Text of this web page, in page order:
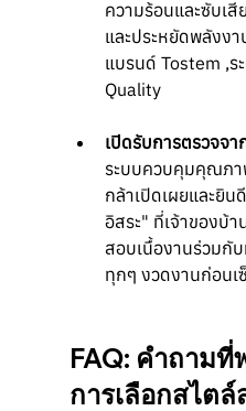
ความร้อนและซับเสี
และประหยัดพลังง
แบรนด์ Tostem ,ร
Quality
เปิดรับการตรวจจ
ระบบควบคุมคุณภา
กล้าเปิดเผยและยิ
อิสระ" ที่เจ้าของบ้า
สอบเนื้องานร่วมกับ
ทุกๆ งวดงานก่อนเ
FAQ: คำถามที่
การเลือกสไต